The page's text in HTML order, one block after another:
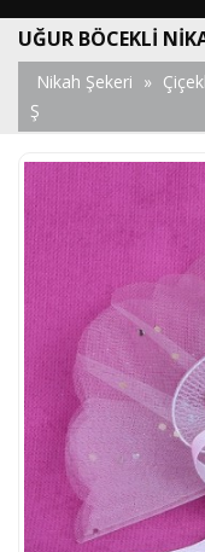
Nikah Şekeri »
Ş
UĞUR BÖCEKLI